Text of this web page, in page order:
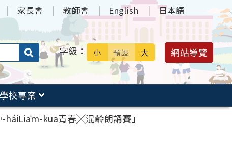
家長會 教師會 English 日本語
搜
送出 字級： 小 預設 大 網站導覽
學校專案
kua青春╳混齡朗誦賽」